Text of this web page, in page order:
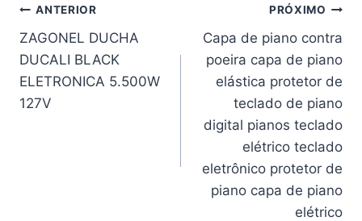
Navegação
de
Post
ANTERIOR
ZAGONEL DUCHA
DUCALI BLACK
ELETRONICA 5.500W
127V
PRÓXIMO
Capa de piano contra
poeira capa de piano
elástica protetor de
teclado de piano
digital pianos teclado
elétrico teclado
eletrônico protetor de
piano capa de piano
elétrico